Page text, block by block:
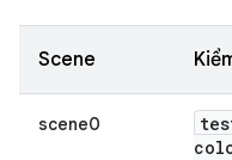
Scene
scene0